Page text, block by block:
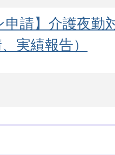
申請】介護夜勤
実績報告）